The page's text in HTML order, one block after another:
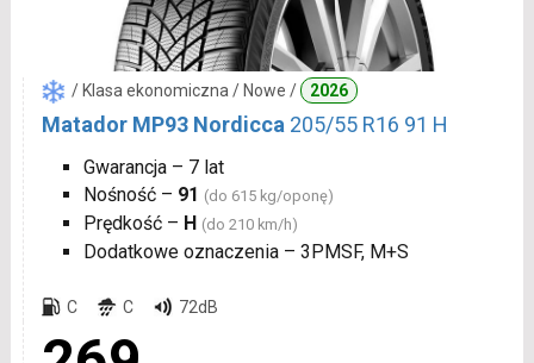
/ Klasa ekonomiczna / Nowe / 2026
Matador MP93 Nordicca 205/55 R16 91 H
Gwarancja – 7 lat
Nośność – 91 (do 615 kg/oponę)
Prędkość – H (do 210 km/h)
Dodatkowe oznaczenia – 3PMSF, M+S
C C 72dB